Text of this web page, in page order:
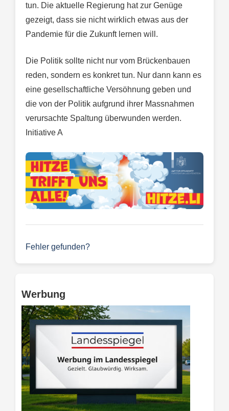
tun. Die aktuelle Regierung hat zur Genüge
gezeigt, dass sie nicht wirklich etwas aus der
Pandemie für die Zukunft lernen will.
Die Politik sollte nicht nur vom Brückenbauen
reden, sondern es konkret tun. Nur dann kann es
eine gesellschaftliche Versöhnung geben und
die von der Politik aufgrund ihrer Massnahmen
verursachte Spaltung überwunden werden.
Initiative A
Fehler gefunden?
Werbung